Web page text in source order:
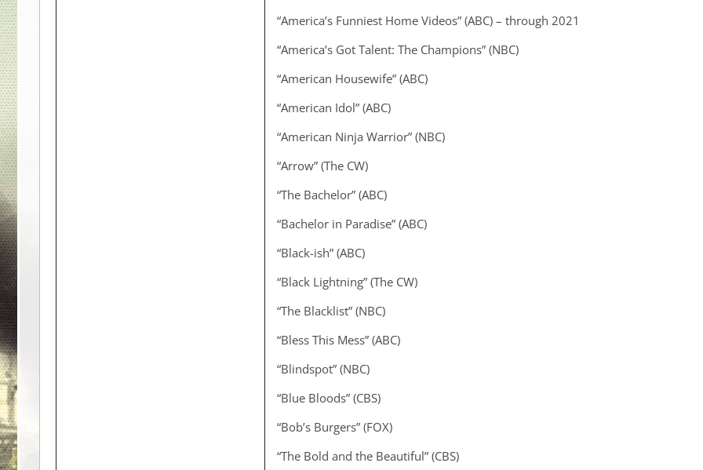
“America’s Funniest Home Videos” (ABC) – through 2021
“America’s Got Talent: The Champions” (NBC)
“American Housewife” (ABC)
“American Idol” (ABC)
“American Ninja Warrior” (NBC)
“Arrow” (The CW)
“The Bachelor” (ABC)
“Bachelor in Paradise” (ABC)
“Black-ish” (ABC)
“Black Lightning” (The CW)
“The Blacklist” (NBC)
“Bless This Mess” (ABC)
“Blindspot” (NBC)
“Blue Bloods” (CBS)
“Bob’s Burgers” (FOX)
“The Bold and the Beautiful” (CBS)